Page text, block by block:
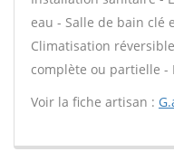
eau - Salle de bain clé
Climatisation
complète ou partielle -
Voir la fiche artisan :